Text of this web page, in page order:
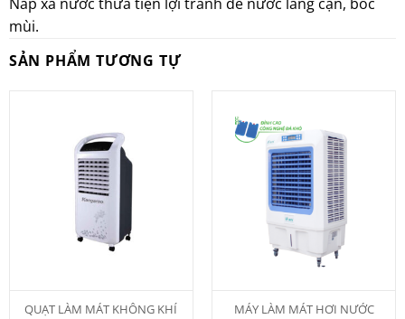
mùi.
SẢN PHẨM TƯƠNG TỰ
QUẠT LÀM MÁT KHÔNG KHÍ
MÁY LÀM MÁT HƠI NƯỚC